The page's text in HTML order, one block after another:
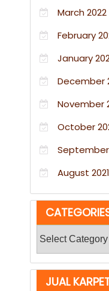
March 2022
February
January
December
November
October
September
August 2021
JUAL